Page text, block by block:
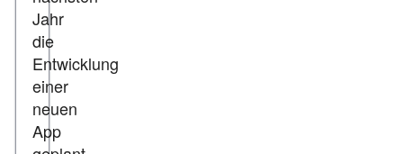
Jahr
die
Entwicklung
einer
neuen
App